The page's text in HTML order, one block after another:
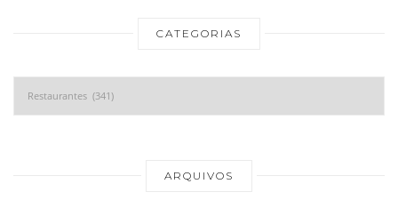
CATEGORIAS
Categorias
ARQUIVOS